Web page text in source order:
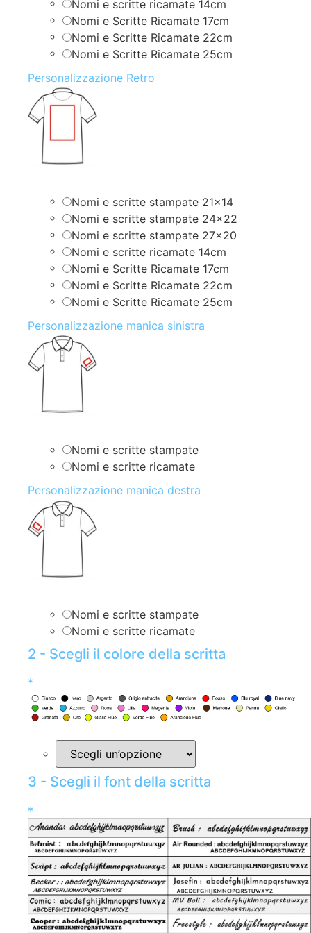
Nomi e scritte ricamate 14cm
Nomi e Scritte Ricamate 17cm
Nomi e Scritte Ricamate 22cm
Nomi e Scritte Ricamate 25cm
Personalizzazione Retro
Nomi e scritte stampate 21×14
Nomi e scritte stampate 24×22
Nomi e scritte stampate 27×20
Nomi e scritte ricamate 14cm
Nomi e Scritte Ricamate 17cm
Nomi e Scritte Ricamate 22cm
Nomi e Scritte Ricamate 25cm
Personalizzazione manica sinistra
Nomi e scritte stampate
Nomi e scritte ricamate
Personalizzazione manica destra
Nomi e scritte stampate
Nomi e scritte ricamate
2 - Scegli il colore della scritta
*
3 - Scegli il font della scritta
*